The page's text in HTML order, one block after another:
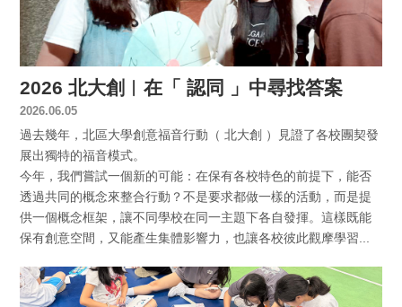
2026 北大創︱在「 認同 」中尋找答案
2026.06.05
過去幾年，北區大學創意福音行動（ 北大創 ）見證了各校團契發
展出獨特的福音模式。
今年，我們嘗試一個新的可能：在保有各校特色的前提下，能否
透過共同的概念來整合行動？不是要求都做一樣的活動，而是提
供一個概念框架，讓不同學校在同一主題下各自發揮。這樣既能
保有創意空間，又能產生集體影響力，也讓各校彼此觀摩學習...